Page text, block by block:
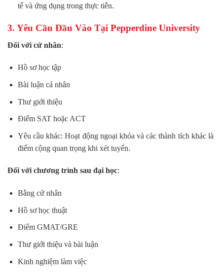
tế và ứng dụng trong thực tiễn.
3. Yêu Cầu Đầu Vào Tại Pepperdine University
Đối với cử nhân:
Hồ sơ học tập
Bài luận cá nhân
Thư giới thiệu
Điểm SAT hoặc ACT
Yêu cầu khác: Hoạt động ngoại khóa và các thành tích khác là
điểm cộng quan trọng khi xét tuyển​.
Đối với chương trình sau đại học:
Bằng cử nhân
Hồ sơ học thuật
Điểm GMAT/GRE
Thư giới thiệu và bài luận
Kinh nghiệm làm việc